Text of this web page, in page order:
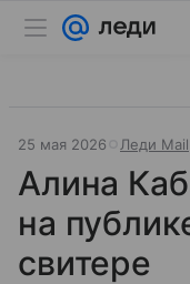
25 мая 2026 Леди Mail
Алина
на
свитере